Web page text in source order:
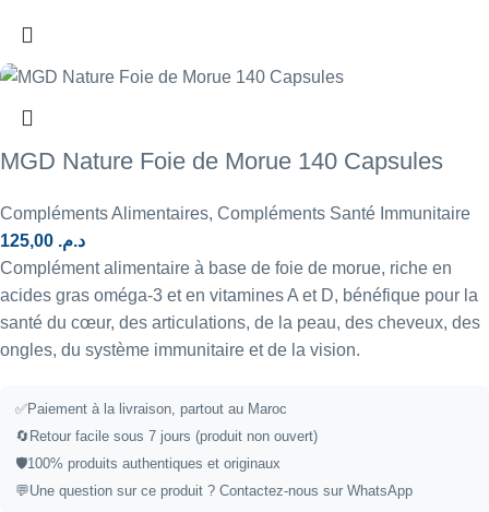
MGD Nature Foie de Morue 140 Capsules
Compléments Alimentaires, Compléments Santé Immunitaire
د.م.
Complément alimentaire à base de foie de morue, riche en
acides gras oméga-3 et en vitamines A et D, bénéfique pour la
santé du cœur, des articulations, de la peau, des cheveux, des
ongles, du système immunitaire et de la vision.
✅Paiement à la livraison, partout au Maroc
🔄 Retour facile sous 7 jours (produit non ouvert)
🛡️100% produits authentiques et originaux
💬Une question sur ce produit ? Contactez-nous sur WhatsApp